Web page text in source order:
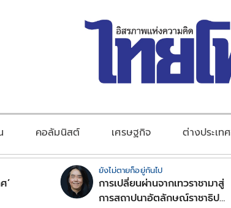
คอลัมนิสต์ เศรษฐกิจ ต่างประเทศ
’
ยังไม่ตายก็อยู่กันไป
การเปลี่ยนผ่านจากเทวราชามาสู่
การสถาปนาอัตลักษณ์ราชาธิป